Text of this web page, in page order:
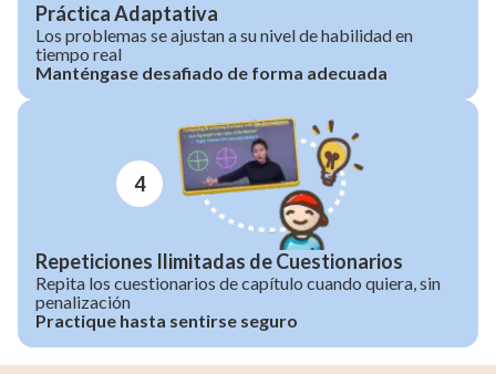
Práctica Adaptativa
Los problemas se ajustan a su nivel de habilidad en
tiempo real
Manténgase desafiado de forma adecuada
4
Repeticiones Ilimitadas de Cuestionarios
Repita los cuestionarios de capítulo cuando quiera, sin
penalización
Practique hasta sentirse seguro